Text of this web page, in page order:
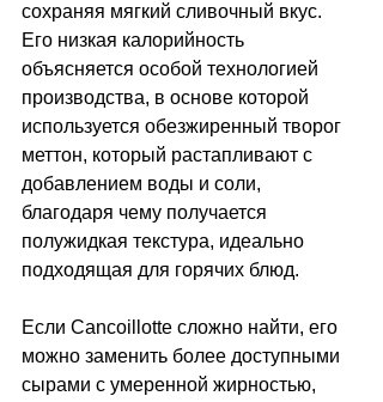
сохраняя мягкий сливочный вкус.
Его низкая калорийность
объясняется особой технологией
производства, в основе которой
используется обезжиренный творог
меттон, который растапливают с
добавлением воды и соли,
благодаря чему получается
полужидкая текстура, идеально
подходящая для горячих блюд.
Если Cancoillotte сложно найти, его
можно заменить более доступными
сырами с умеренной жирностью,